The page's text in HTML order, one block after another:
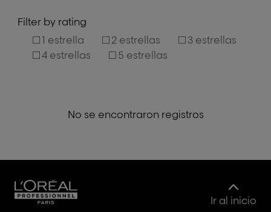
Filter by rating
1 estrella
2 estrellas
3 estrellas
4 estrellas
5 estrellas
No se encontraron registros
Ir al inicio